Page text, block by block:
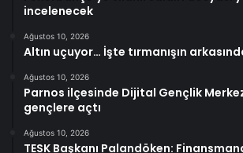
incelenecek
Ağustos 10, 2026
Altın uçuyor… İşte tırmanışın
Ağustos 10, 2026
Parnos ilçesinde Dijital Gençlik
gençlere açtı
Ağustos 10, 2026
TESK Başkanı Palandöken: